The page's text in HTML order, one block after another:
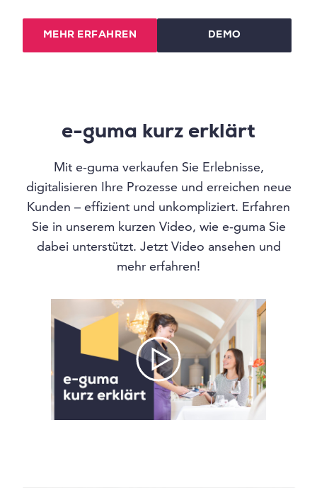
MEHR ERFAHREN DEMO
e-guma kurz erklärt
Mit e-guma verkaufen Sie Erlebnisse,
digitalisieren Ihre Prozesse und erreichen neue
Kunden – effizient und unkompliziert. Erfahren
Sie in unserem kurzen Video, wie e-guma Sie
dabei unterstützt. Jetzt Video ansehen und
mehr erfahren!